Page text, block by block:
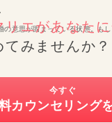
リエがあなた
てみませんか？
今すぐ
カウンセリング
意思が固まっている状態。も